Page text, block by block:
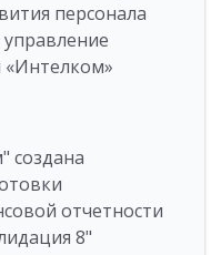
персонала
«Интелком»
создана
отчетности
8"